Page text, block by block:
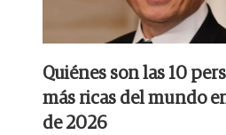
Quiénes son las 10
más ricas del mundo
de 2026